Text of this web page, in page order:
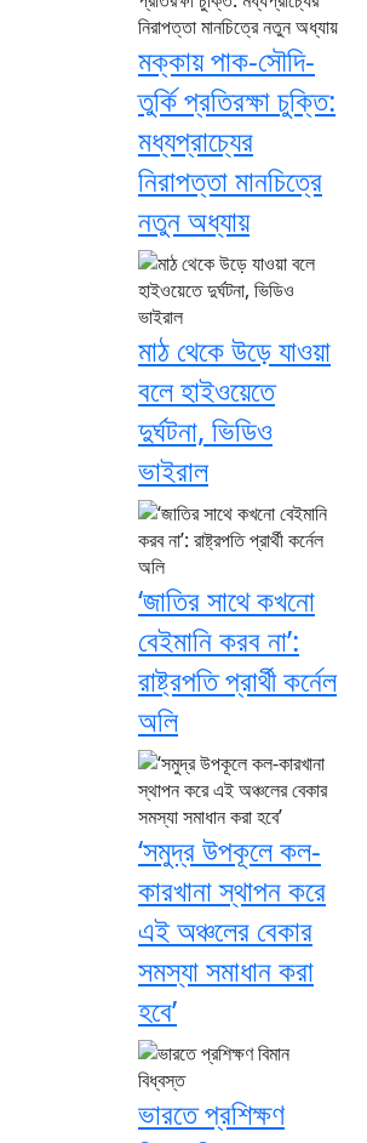
মক্কায় পাক-সৌদি-
তুর্কি প্রতিরক্ষা চুক্তি:
মধ্যপ্রাচ্যের
নিরাপত্তা মানচিত্রে
নতুন অধ্যায়
মাঠ থেকে উড়ে যাওয়া
বলে হাইওয়েতে
দুর্ঘটনা, ভিডিও
ভাইরাল
‘জাতির সাথে কখনো
বেইমানি করব না’:
রাষ্ট্রপতি প্রার্থী কর্নেল
অলি
‘সমুদ্র উপকূলে কল-
কারখানা স্থাপন করে
এই অঞ্চলের বেকার
সমস্যা সমাধান করা
হবে’
ভারতে প্রশিক্ষণ